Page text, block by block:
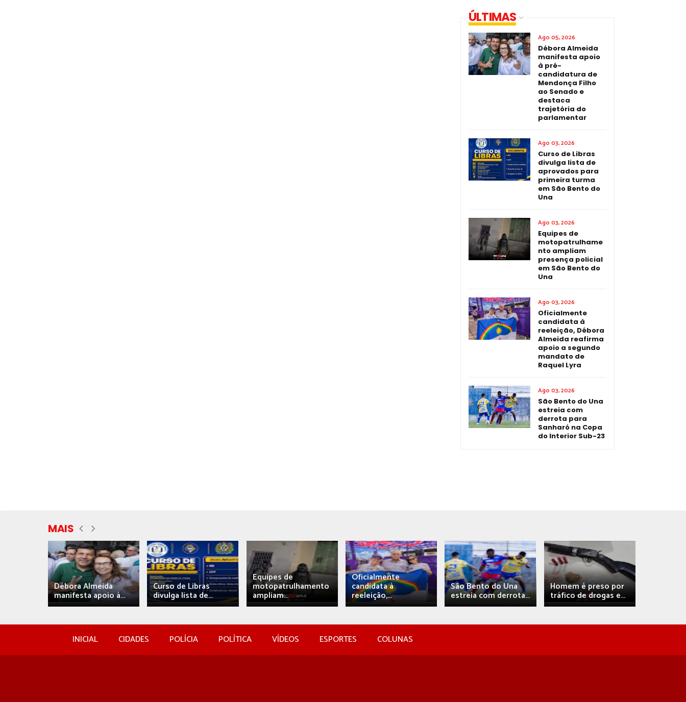
ÚLTIMAS
Ago 05, 2026
Débora Almeida
manifesta apoio
à pré-
candidatura de
Mendonça Filho
ao Senado e
destaca
trajetória do
parlamentar
Ago 03, 2026
Curso de Libras
divulga lista de
aprovados para
primeira turma
em São Bento do
Una
Ago 03, 2026
Equipes de
motopatrulhame
nto ampliam
presença policial
em São Bento do
Una
Ago 03, 2026
Oficialmente
candidata à
reeleição, Débora
Almeida reafirma
apoio a segundo
mandato de
Raquel Lyra
Ago 03, 2026
São Bento do Una
estreia com
derrota para
Sanharó na Copa
do Interior Sub-23
MAIS
Débora Almeida
manifesta apoio à...
Curso de Libras
divulga lista de...
Equipes de
motopatrulhamento
ampliam...
Oficialmente
candidata à
reeleição,...
São Bento do Una
estreia com derrota...
Homem é preso por
tráfico de drogas e...
INICIAL CIDADES POLÍCIA POLÍTICA VÍDEOS ESPORTES COLUNAS